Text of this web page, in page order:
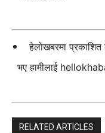
हेलोखबरमा
भए हामीलाई
RELATED ARTICLES